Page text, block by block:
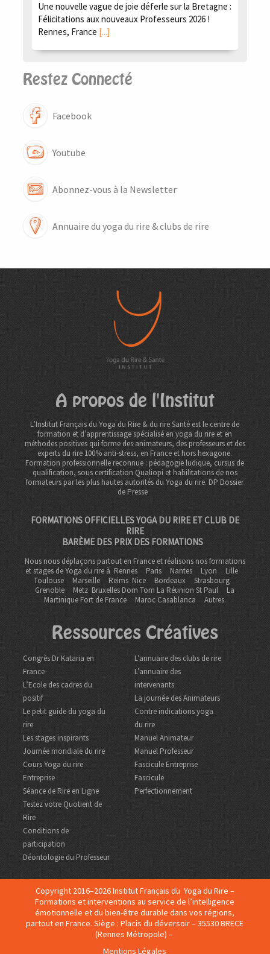
Une nouvelle vague de joie déferle sur la Bretagne :
Félicitations aux nouveaux Professeurs 2026 !
Rennes, France [...]
Restez Connecté
Facebook
Youtube
Abonnez-vous à la Newsletter
Annuaire du yoga du rire & clubs de rire
A propos de l'Institut
L’Institut Français du Yoga du Rire & du rire Santé est le centre de
formation et d’apprentissage spécialisé en yoga du rire et en
méthodes positives qui forme des animateurs, des professeurs et des
experts du rire 100% anti-stress, en France et hors hexagone.
Formation professionnelle reconnue : pédagogie ludique, cursus de
qualification, sous certification Qualiopi et habilitations de nos
formateurs par les plus hautes autorités du Yoga du rire. DPDossier
de Presse
FORMATIONS OFFICIELLES YOGA DU RIRE ET CLUB DE
RIRE
BARÈME DES PRIX DES FORMATIONS
Nous nous déplaçons partout en France et réalisons nos formations
et stages de Yoga du rire à Rennes Paris Nantes Lyon
Lille
Toulouse
Marseille Reims Nice Bordeaux
Strasbourg
Grenoble
Metz Bruxelles Dom TomLa Réunion St Paul
La
Martinique Fort de France
Maroc Casablanca Autres.
Ressources Créatives
Congrès Dr Kataria en
France
L’Ecole des cadres du
positif
Le petit guide du yoga du
rire
Les stages inspirants
Journée mondiale du rire
Cours Yoga du rire
Entreprise
Séance de Rire en Ligne
Testez votre Quotient de
Rire
Conditions de
participation
Déontologie du Professeur
L’annuaire des clubs de rire
L’annuaire des
intervenants
La journée des Animateurs
Contre indications yoga
du rire
Manuel Animateur
Manuel Professeur
Fascicule Entreprise
Fascicule
Perfectionnement
Copyright 2016–2026 Institut Français du Yoga du Rire –
Formations et interventions au service de l’intelligence
émotionnelle et du bien-être durable dans vos régions,
partout en France. Siège : Placis du déversoir – 35530 BRECE
(Rennes Métropole) –
Mentions Légales